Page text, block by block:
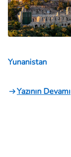
Yunanistan
Yazının Devamı